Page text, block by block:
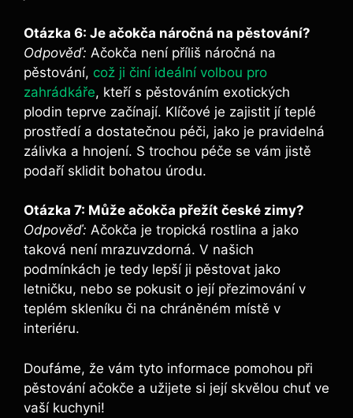
Otázka 6: Je ačokča náročná na pěstování?
Odpověď: Ačokča není příliš náročná na
pěstování, což ji činí ideální volbou pro
zahrádkáře, kteří s pěstováním exotických
plodin teprve začínají. Klíčové je zajistit jí teplé
prostředí a dostatečnou péči, jako je pravidelná
zálivka a hnojení. S trochou péče se vám jistě
podaří sklidit bohatou úrodu.
Otázka 7: Může ačokča přežít české zimy?
Odpověď: Ačokča je tropická rostlina a jako
taková není mrazuvzdorná. V našich
podmínkách je tedy lepší ji pěstovat jako
letničku, nebo se pokusit o její přezimování v
teplém skleníku či na chráněném místě v
interiéru.
Doufáme, že vám tyto informace pomohou při
pěstování ačokče a užijete si její skvělou chuť ve
vaší kuchyni!